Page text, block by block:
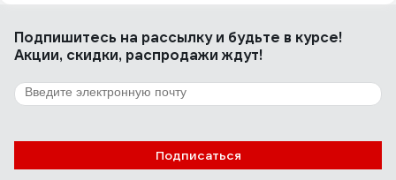
Подпишитесь на рассылкуи будьте в курсе!
Акции, скидки, распродажи ждут!
Подписаться